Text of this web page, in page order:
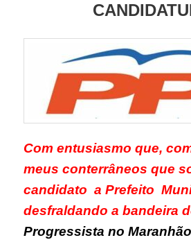
Com entusiasmo que,
meus conterrâneos que
candidato a Prefeito
desfraldando a bandeira
Progressista no